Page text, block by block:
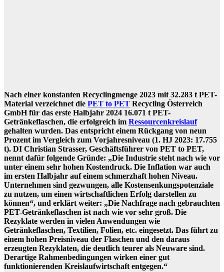
Nach einer konstanten Recyclingmenge 2023 mit 32.283 t PET-
Material verzeichnet die PET to PET Recycling Österreich
GmbH für das erste Halbjahr 2024 16.071 t PET-
Getränkeflaschen, die erfolgreich im Ressourcenkreislauf
gehalten wurden. Das entspricht einem Rückgang von neun
Prozent im Vergleich zum Vorjahresniveau (1. HJ 2023: 17.755
t). DI Christian Strasser, Geschäftsführer von PET to PET,
nennt dafür folgende Gründe: „Die Industrie steht nach wie vor
unter einem sehr hohen Kostendruck. Die Inflation war auch
im ersten Halbjahr auf einem schmerzhaft hohen Niveau.
Unternehmen sind gezwungen, alle Kostensenkungspotenziale
zu nutzen, um einen wirtschaftlichen Erfolg darstellen zu
können“, und erklärt weiter: „Die Nachfrage nach gebrauchten
PET-Getränkeflaschen ist nach wie vor sehr groß. Die
Rezyklate werden in vielen Anwendungen wie
Getränkeflaschen, Textilien, Folien, etc. eingesetzt. Das führt zu
einem hohen Preisniveau der Flaschen und den daraus
erzeugten Rezyklaten, die deutlich teurer als Neuware sind.
Derartige Rahmenbedingungen wirken einer gut
funktionierenden Kreislaufwirtschaft entgegen.“